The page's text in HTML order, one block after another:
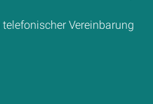
Vereinbarung